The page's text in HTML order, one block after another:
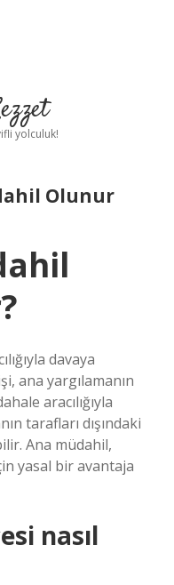
yolculuk!
Olunur
davaya
ana yargılamanın
aracılığıyla
tarafları dışındaki
Ana müdahil,
yasal bir avantaja
nasıl